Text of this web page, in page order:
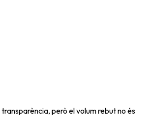
però el volum rebut no és